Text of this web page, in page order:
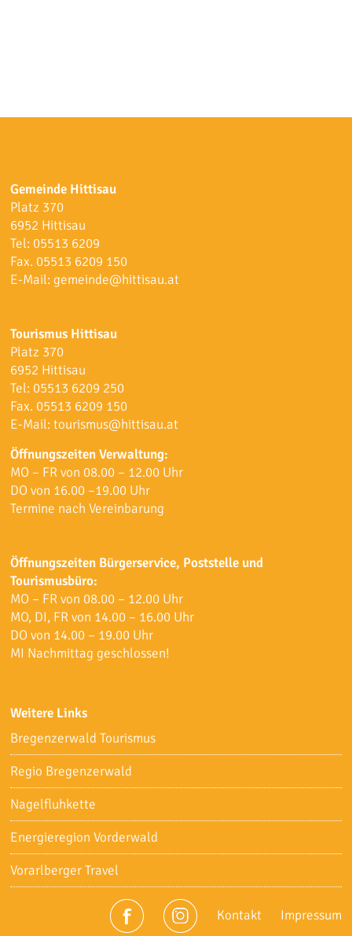
Gemeinde Hittisau
Platz 370
6952 Hittisau
Tel: 05513 6209
Fax. 05513 6209 150
E-Mail: gemeinde@hittisau.at
Tourismus Hittisau
Platz 370
6952 Hittisau
Tel: 05513 6209 250
Fax. 05513 6209 150
E-Mail:tourismus@hittisau.at
Öffnungszeiten Verwaltung:
MO – FR von 08.00 – 12.00 Uhr
DO von 16.00 –19.00 Uhr
Termine nach Vereinbarung
Öffnungszeiten Bürgerservice, Poststelle und
Tourismusbüro:
MO – FR von 08.00 – 12.00 Uhr
MO, DI, FR von 14.00 – 16.00 Uhr
DO von 14.00 – 19.00 Uhr
MI Nachmittag geschlossen!
Weitere Links
Bregenzerwald Tourismus
Regio Bregenzerwald
Nagelfluhkette
Energieregion Vorderwald
Vorarlberger Travel
Kontakt
Impressum